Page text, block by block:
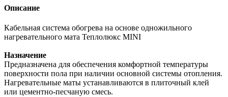
Описание
Кабельная система обогрева на основе одножильного
нагревательного мата Теплолюкс MINI
Назначение
Предназначена для обеспечения комфортной температуры
поверхности пола при наличии основной системы отопления.
Нагревательные маты устанавливаются в плиточный клей
или цементно-песчаную смесь.